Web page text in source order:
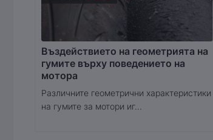
Въздействието на геометрията на
гумите върху поведението на
мотора
Различните геометрични характеристики
на гумите за мотори иг...